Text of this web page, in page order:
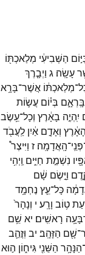
הַשְּׁבִיעִ֔י מְלַאכְתּ֖וֹ
עָשָֽׂה׃ ג וַיְבָ֤רֶךְ
מְלַאכְתּ֔וֹ אֲשֶׁר־בָּרָ֥א
בְּי֗וֹם עֲשׂ֛וֹת
יִֽהְיֶ֣ה בָאָ֔רֶץ וְכָל־עֵ֥שֶׂב
הָאָ֔רֶץ וְאָדָ֣ם אַ֔יִן לַֽעֲבֹ֖ד
פְּנֵֽי־הָֽאֲדָמָֽה׃ ז וַיִּיצֶר֩
נִשְׁמַ֣ת חַיִּ֑ים וַֽיְהִ֥י
וַיָּ֣שֶׂם שָׁ֔ם
כָּל־עֵ֛ץ נֶחְמָ֥ד
ט֥וֹב וָרָֽע׃ י וְנָהָר֙
רָאשִֽׁים׃ יא שֵׁ֥ם
שָׁ֖ם הַזָּהָֽב׃ יב וּֽזֲהַ֛ב
הַנָּהָ֥ר הַשֵּׁנִ֖י גִּיח֑וֹן ה֣וּא